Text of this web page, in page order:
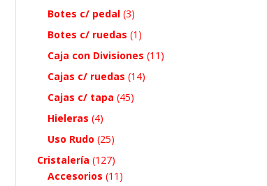
Botes c/ pedal (3)
Botes c/ ruedas (1)
Caja con Divisiones (11)
Cajas c/ ruedas (14)
Cajas c/ tapa (45)
Hieleras (4)
Uso Rudo (25)
Cristalería (127)
Accesorios (11)